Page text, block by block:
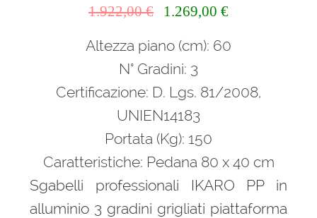
1.922,00€
originale
1.922,00 €.
1.269,00 €Il
attuale
Altezza piano (cm): 60
N° Gradini: 3
Certificazione: D. Lgs. 81/2008,
UNIEN14183
Portata (Kg): 150
Caratteristiche: Pedana 80 x 40 cm
Sgabelli professionali IKARO PP in
alluminio 3 gradini grigliati piattaforma